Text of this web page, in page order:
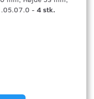
- 4 stk.